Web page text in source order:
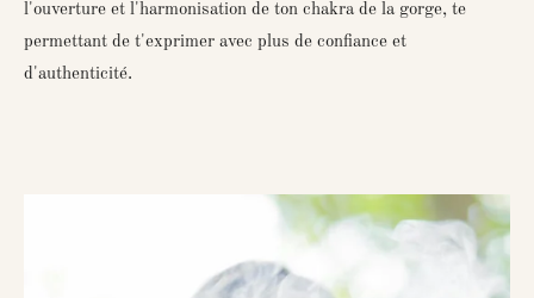
l'ouverture et l'harmonisation de ton chakra de la gorge, te
permettant de t'exprimer avec plus de confiance et
d'authenticité.